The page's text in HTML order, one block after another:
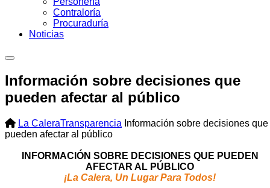
Contraloría
Procuraduría
Noticias
Información sobre decisiones que
pueden afectar al público
La CaleraTransparencia Información sobre decisiones que
pueden afectar al público
INFORMACIÓN SOBRE DECISIONES QUE PUEDEN
AFECTAR AL PÚBLICO
¡La Calera, Un Lugar Para Todos!